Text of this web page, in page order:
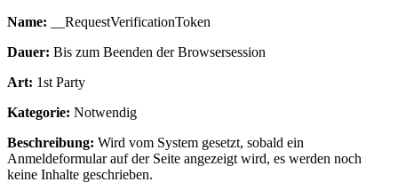
Name: __RequestVerificationToken
Dauer: Bis zum Beenden der Browsersession
Art: 1st Party
Kategorie: Notwendig
Beschreibung: Wird vom System gesetzt, sobald ein
Anmeldeformular auf der Seite angezeigt wird, es werden noch
keine Inhalte geschrieben.